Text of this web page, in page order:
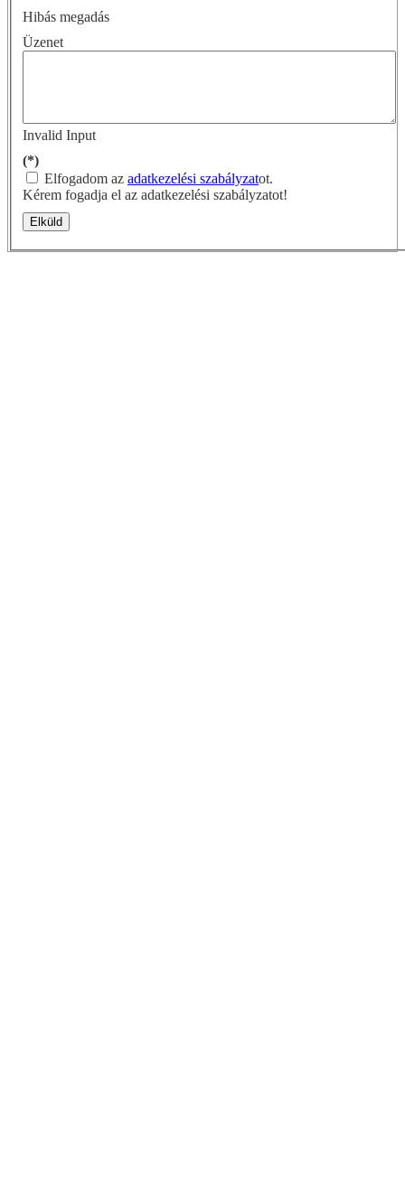
Hibás megadás
Üzenet
Invalid Input
(*)
Elfogadom az adatkezelési szabályzatot.
Kérem fogadja el az adatkezelési szabályzatot!
Elküld